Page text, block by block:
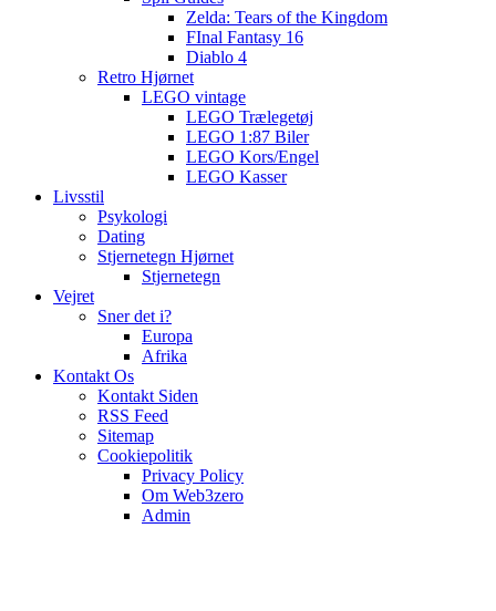
Zelda: Tears of the Kingdom
FInal Fantasy 16
Diablo 4
Retro Hjørnet
LEGO vintage
LEGO Trælegetøj
LEGO 1:87 Biler
LEGO Kors/Engel
LEGO Kasser
Livsstil
Psykologi
Dating
Stjernetegn Hjørnet
Stjernetegn
Vejret
Sner det i?
Europa
Afrika
Kontakt Os
Kontakt Siden
RSS Feed
Sitemap
Cookiepolitik
Privacy Policy
Om Web3zero
Admin